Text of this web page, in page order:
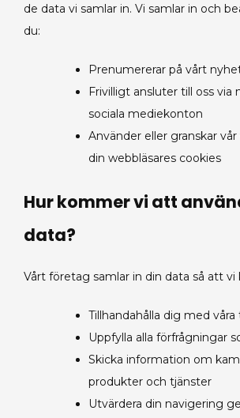
de data vi samlar in. Vi samlar in och
du:
Prenumererar på vårt
Frivilligt ansluter till oss via
sociala mediekonton
Använder eller granskar
din webbläsares cookies
Hur kommer vi att
data?
Vårt företag samlar in din data så att vi
Tillhandahålla dig med
Uppfylla alla förfrågningar
Skicka information om
produkter och tjänster
Utvärdera din navigering